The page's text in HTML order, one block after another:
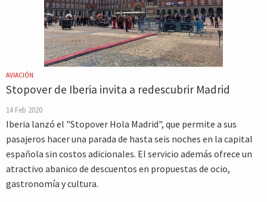
AVIACIÓN
Stopover de Iberia invita a redescubrir Madrid
14 Feb 2020
Iberia lanzó el "Stopover Hola Madrid", que permite a sus
pasajeros hacer una parada de hasta seis noches en la capital
española sin costos adicionales. El servicio además ofrece un
atractivo abanico de descuentos en propuestas de ocio,
gastronomía y cultura.